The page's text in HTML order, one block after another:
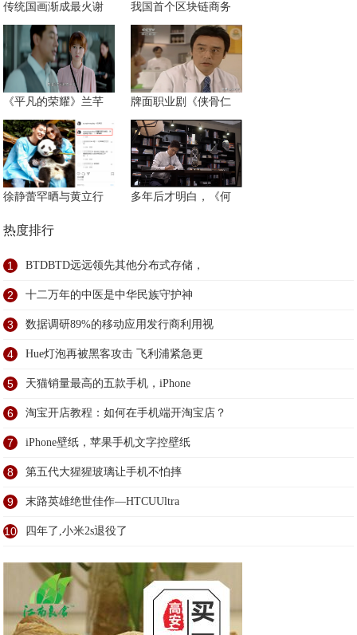
传统国画渐成最火谢 我国首个区块链商务
《平凡的荣耀》兰芊 牌面职业剧《侠骨仁
徐静蕾罕晒与黄立行 多年后才明白，《何
热度排行
1 BTDBTD远远领先其他分布式存储，
2 十二万年的中医是中华民族守护神
3 数据调研89%的移动应用发行商利用视
4 Hue灯泡再被黑客攻击 飞利浦紧急更
5 天猫销量最高的五款手机，iPhone
6 淘宝开店教程：如何在手机端开淘宝店？
7 iPhone壁纸，苹果手机文字控壁纸
8 第五代大猩猩玻璃让手机不怕摔
9 末路英雄绝世佳作—HTCUUltra
10 四年了,小米2s退役了